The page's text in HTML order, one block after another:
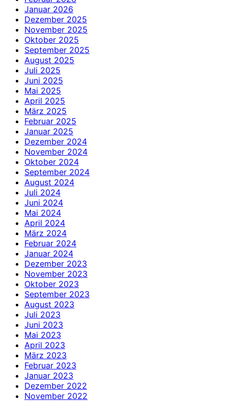
Januar 2026
Dezember 2025
November 2025
Oktober 2025
September 2025
August 2025
Juli 2025
Juni 2025
Mai 2025
April 2025
März 2025
Februar 2025
Januar 2025
Dezember 2024
November 2024
Oktober 2024
September 2024
August 2024
Juli 2024
Juni 2024
Mai 2024
April 2024
März 2024
Februar 2024
Januar 2024
Dezember 2023
November 2023
Oktober 2023
September 2023
August 2023
Juli 2023
Juni 2023
Mai 2023
April 2023
März 2023
Februar 2023
Januar 2023
Dezember 2022
November 2022